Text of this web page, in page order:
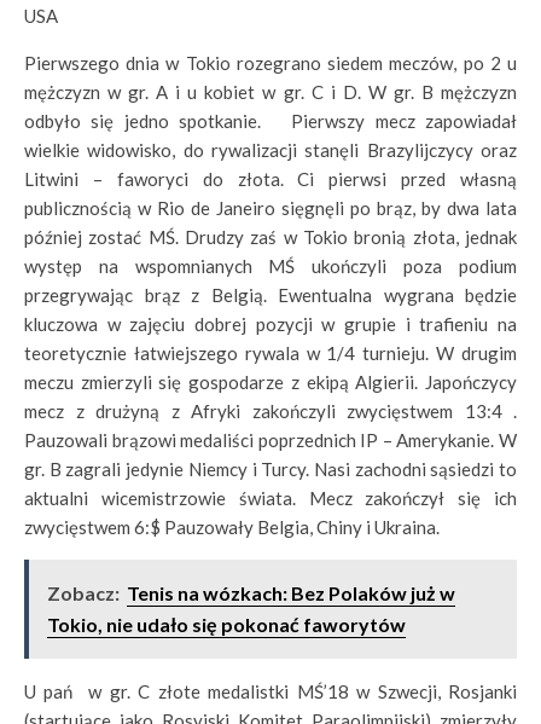
USA
Pierwszego dnia w Tokio rozegrano siedem meczów, po 2 u
mężczyzn w gr. A i u kobiet w gr. C i D. W gr. B mężczyzn
odbyło się jedno spotkanie. Pierwszy mecz zapowiadał
wielkie widowisko, do rywalizacji stanęli Brazylijczycy oraz
Litwini – faworyci do złota. Ci pierwsi przed własną
publicznością w Rio de Janeiro sięgnęli po brąz, by dwa lata
później zostać MŚ. Drudzy zaś w Tokio bronią złota, jednak
występ na wspomnianych MŚ ukończyli poza podium
przegrywając brąz z Belgią. Ewentualna wygrana będzie
kluczowa w zajęciu dobrej pozycji w grupie i trafieniu na
teoretycznie łatwiejszego rywala w 1/4 turnieju. W drugim
meczu zmierzyli się gospodarze z ekipą Algierii. Japończycy
mecz z drużyną z Afryki zakończyli zwycięstwem 13:4 .
Pauzowali brązowi medaliści poprzednich IP – Amerykanie. W
gr. B zagrali jedynie Niemcy i Turcy. Nasi zachodni sąsiedzi to
aktualni wicemistrzowie świata. Mecz zakończył się ich
zwycięstwem 6:$ Pauzowały Belgia, Chiny i Ukraina.
Zobacz: Tenis na wózkach: Bez Polaków już w
Tokio, nie udało się pokonać faworytów
U pań w gr. C złote medalistki MŚ’18 w Szwecji, Rosjanki